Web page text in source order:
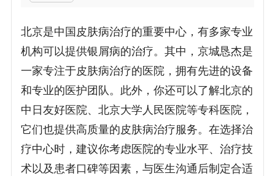
北京是中国皮肤病治疗的重要中心，有多家专业
机构可以提供银屑病的治疗。其中，京城恳杰是
一家专注于皮肤病治疗的医院，拥有先进的设备
和专业的医护团队。此外，你还可以了解北京的
中日友好医院、北京大学人民医院等专科医院，
它们也提供高质量的皮肤病治疗服务。在选择治
疗中心时，建议你考虑医院的专业水平、治疗技
术以及患者口碑等因素，与医生沟通后制定合适